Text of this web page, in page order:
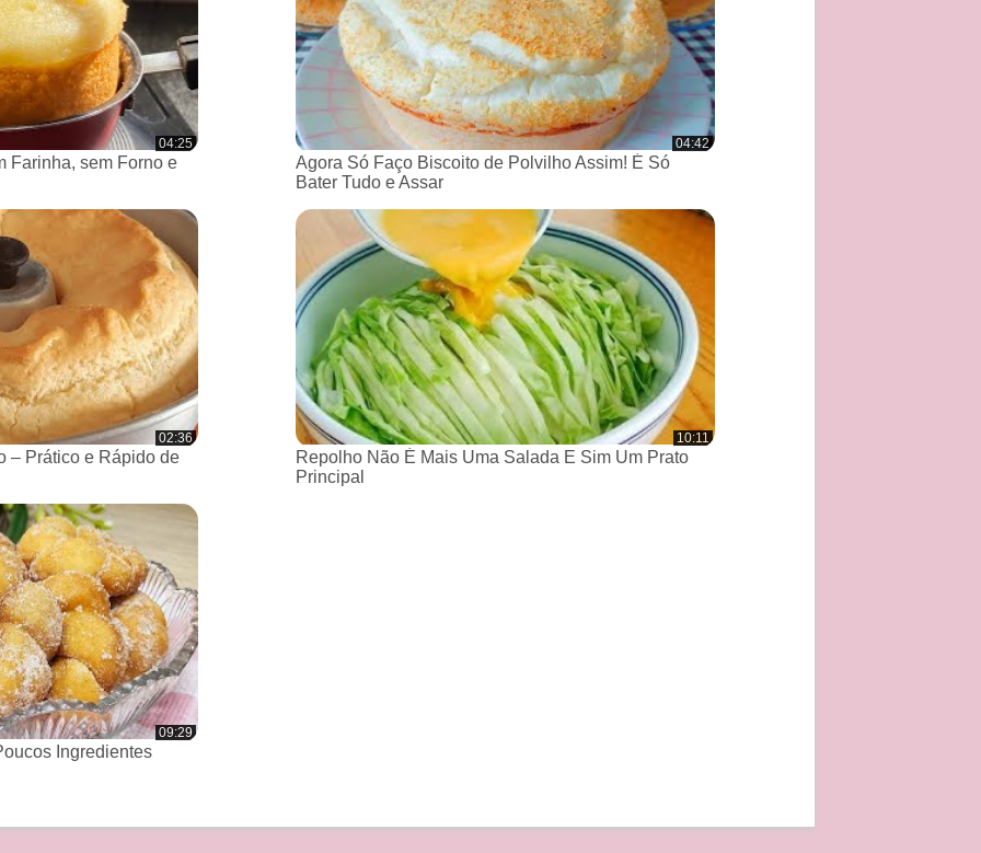
04:25
Farinha, sem Forno e
04:42
Agora Só Faço Biscoito de Polvilho Assim! É Só
Bater Tudo e Assar
02:36
– Prático e Rápido de
10:11
Repolho Não É Mais Uma Salada E Sim Um Prato
Principal
09:29
Ingredientes